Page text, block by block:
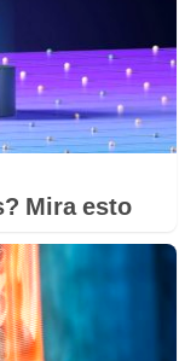
Mira esto